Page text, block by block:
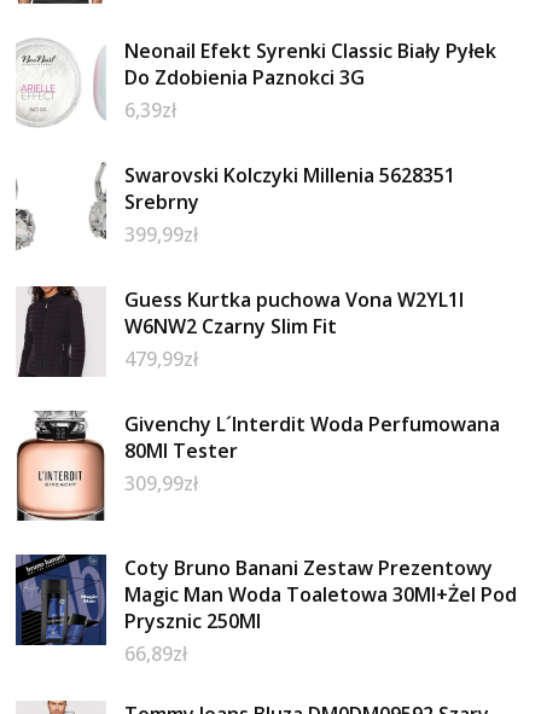
Neonail Efekt Syrenki Classic Biały Pyłek
Do Zdobienia Paznokci 3G
6,39zł
Swarovski Kolczyki Millenia 5628351
Srebrny
399,99zł
Guess Kurtka puchowa Vona W2YL1I
W6NW2 Czarny Slim Fit
479,99zł
Givenchy L´Interdit Woda Perfumowana
80Ml Tester
309,99zł
Coty Bruno Banani Zestaw Prezentowy
Magic Man Woda Toaletowa 30Ml+Żel Pod
Prysznic 250Ml
66,89zł